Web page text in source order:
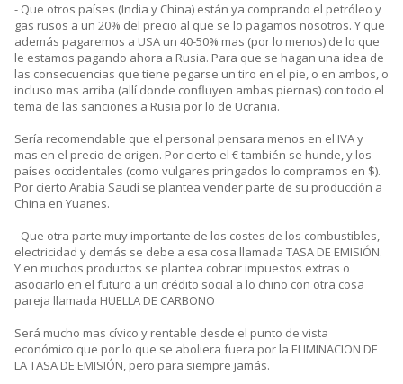
- Que otros países (India y China) están ya comprando el petróleo y
gas rusos a un 20% del precio al que se lo pagamos nosotros. Y que
además pagaremos a USA un 40-50% mas (por lo menos) de lo que
le estamos pagando ahora a Rusia. Para que se hagan una idea de
las consecuencias que tiene pegarse un tiro en el pie, o en ambos, o
incluso mas arriba (allí donde confluyen ambas piernas) con todo el
tema de las sanciones a Rusia por lo de Ucrania.
Sería recomendable que el personal pensara menos en el IVA y
mas en el precio de origen. Por cierto el € también se hunde, y los
países occidentales (como vulgares pringados lo compramos en $).
Por cierto Arabia Saudí se plantea vender parte de su producción a
China en Yuanes.
- Que otra parte muy importante de los costes de los combustibles,
electricidad y demás se debe a esa cosa llamada TASA DE EMISIÓN.
Y en muchos productos se plantea cobrar impuestos extras o
asociarlo en el futuro a un crédito social a lo chino con otra cosa
pareja llamada HUELLA DE CARBONO
Será mucho mas cívico y rentable desde el punto de vista
económico que por lo que se aboliera fuera por la ELIMINACION DE
LA TASA DE EMISIÓN, pero para siempre jamás.